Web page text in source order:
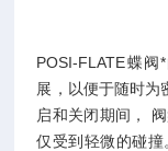
POSI-FLATE蝶
展，以便于随时为
启和关闭期间，
仅受到轻微的碰